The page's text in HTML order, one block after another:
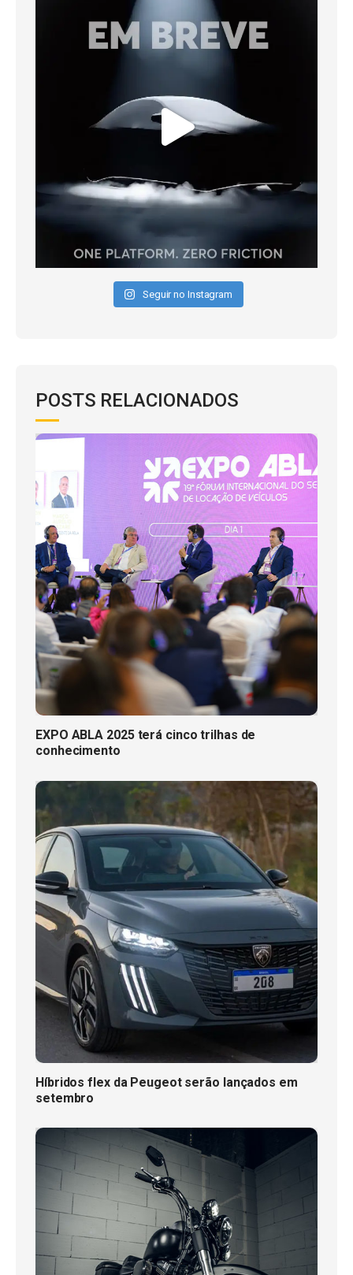
Seguir no Instagram
POSTS RELACIONADOS
EXPO ABLA 2025 terá cinco trilhas de
conhecimento
Híbridos flex da Peugeot serão lançados em
setembro